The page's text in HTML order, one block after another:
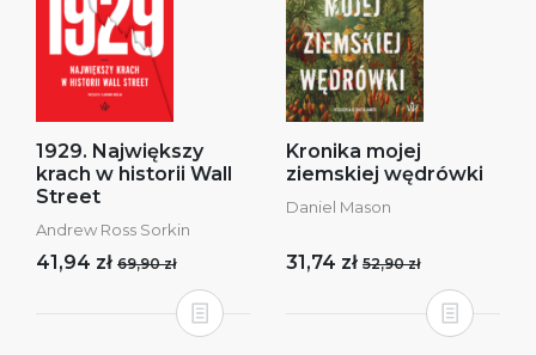
1929. Największy
krach w historii Wall
Street
Andrew Ross Sorkin
41,94 zł 69,90 zł
Kronika mojej
ziemskiej wędrówki
Daniel Mason
31,74 zł 52,90 zł